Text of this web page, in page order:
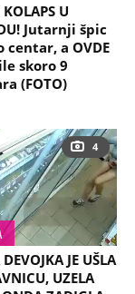
U
Jutarnji špic
centar, a OVDE
skoro 9
(FOTO)
4
JE UŠLA
UZELA